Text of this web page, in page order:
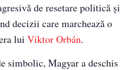
de resetare politică și
decizii care marchează o
lui Viktor Orbán.
simbolic, Magyar a deschis